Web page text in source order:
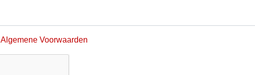
Algemene Voorwaarden